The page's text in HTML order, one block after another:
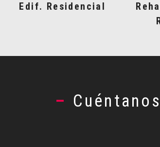
Edif. Residencial
–